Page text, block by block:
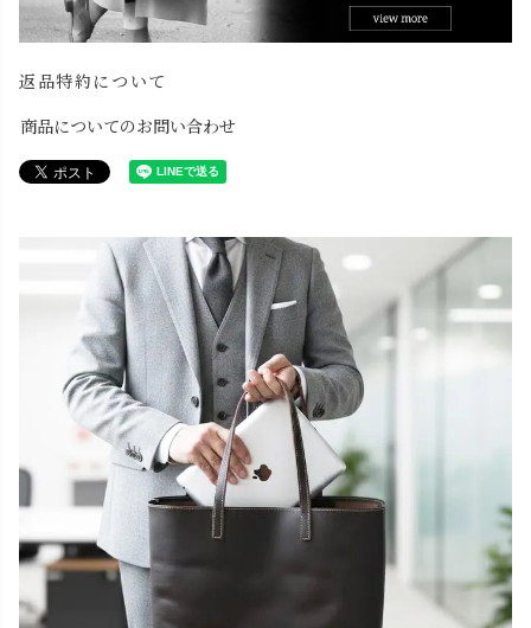
返品特約について
商品についてのお問い合わせ